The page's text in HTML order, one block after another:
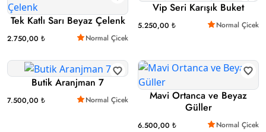
Tek Katlı Sarı Beyaz Çelenk
2.750,00 ₺ Normal Çicek
Vip Seri Karışık Buket
5.250,00 ₺ Normal Çicek
Butik Aranjman 7
7.500,00 ₺ Normal Çicek
Mavi Ortanca ve Beyaz
Güller
6.500,00 ₺ Normal Çicek